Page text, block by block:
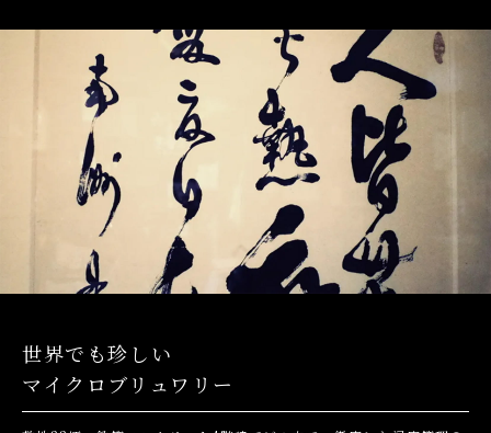
世界でも珍しい
マイクロブリュワリー